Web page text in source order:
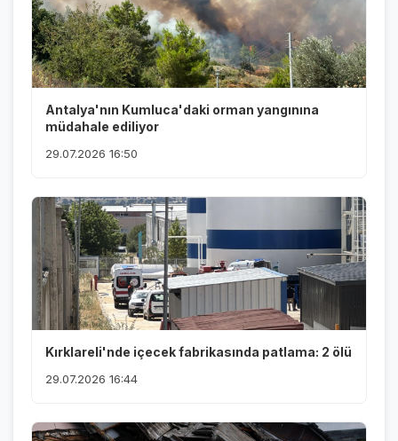
Antalya'nın Kumluca'daki orman yangınına
müdahale ediliyor
29.07.2026 16:50
Kırklareli'nde içecek fabrikasında patlama: 2 ölü
29.07.2026 16:44